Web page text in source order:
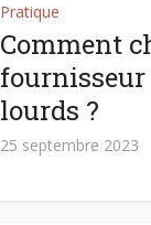
Pratique
Comment
fournisseur
lourds ?
25 septembre 2023